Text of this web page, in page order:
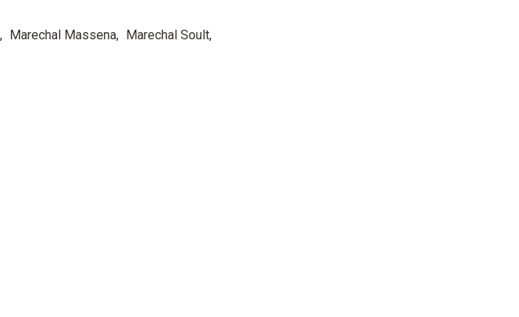
Marechal Massena
Marechal Soult